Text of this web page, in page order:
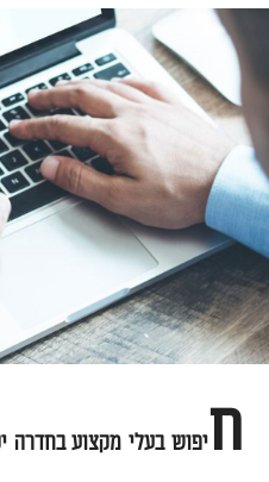
חיפוש בעלי מקצוע בחדרה